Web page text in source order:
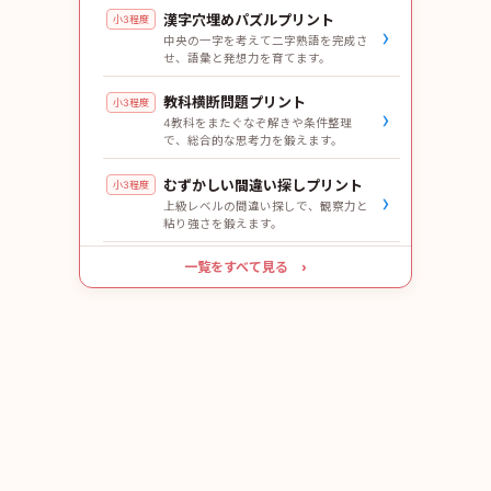
小3程度 漢字穴埋めパズルプリント
中央の一字を考えて二字熟語を完成さ
せ、語彙と発想力を育てます。
›
小3程度 教科横断問題プリント
4教科をまたぐなぞ解きや条件整理
で、総合的な思考力を鍛えます。
›
小3程度 むずかしい間違い探しプリント
上級レベルの間違い探しで、観察力と
粘り強さを鍛えます。
›
一覧をすべて見る ›